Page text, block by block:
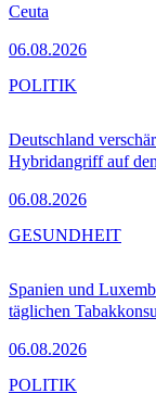
Ceuta
06.08.2026
Deutschland
Hybridangriff auf
06.08.2026
POLITIK
Spanien und
täglichen
06.08.2026
GESUNDHEIT
POLITIK